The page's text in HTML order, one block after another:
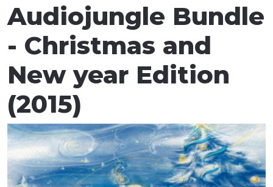
Audiojungle Bundle
- Christmas and
New year Edition
(2015)